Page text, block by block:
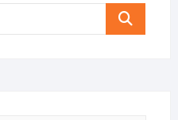
Search